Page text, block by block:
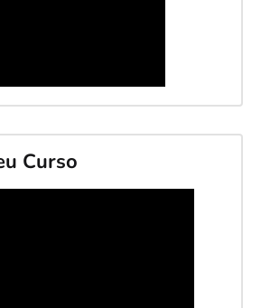
Curso